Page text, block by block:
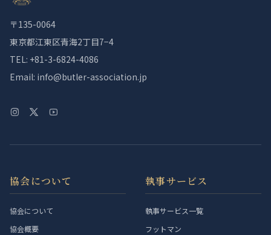
〒135-0064
東京都江東区青海2丁目7−4
TEL: +81-3-6824-4086
Email: info@butler-association.jp
協会について
協会について
協会概要
執事サービス
執事サービス一覧
フットマン